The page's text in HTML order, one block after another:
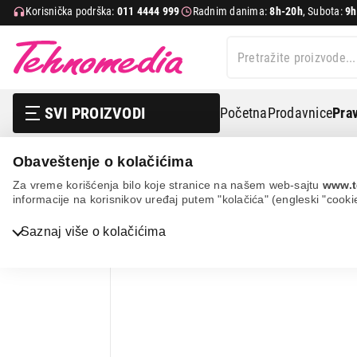
Obaveštenje o kolačićima
Za vreme korišćenja bilo koje stranice na našem web-sajtu
informacije na korisnikov uređaj putem "kolačića" (engleski
Saznaj više o kolačićima
Korisnička podrška: 011 4444 999 Radnim danima:8h-20h, Subota:
SVI PROIZVODI PočetnaProdavnice
Bela tehnika
Mali kuhinjski aparati Aparati za pripremu i čuvanje